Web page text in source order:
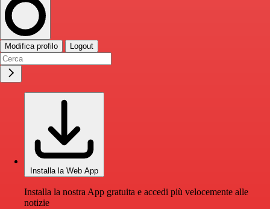
Modifica profilo Logout
Installa la Web App
Installa la nostra App gratuita e accedi più velocemente alle
notizie